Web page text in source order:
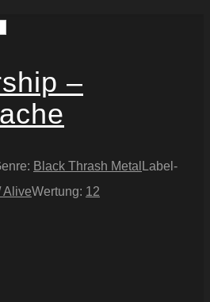
–
Black Thrash Metal Label-
AliveWertung: 12